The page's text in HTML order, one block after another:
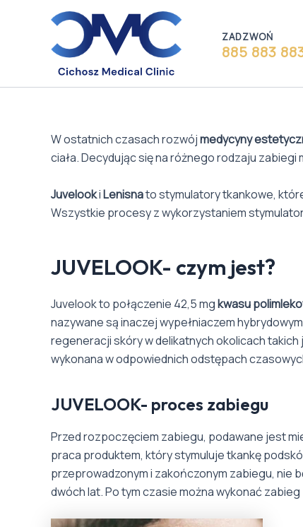
ZADZWOŃ
885 883
W ostatnich czasach rozwójmedycyny
ciała. Decydując się na różnego rodzaju
JuvelookiLenisnato stymulatory tkankowe,
Wszystkie procesy z wykorzystaniem
JUVELOOK- czym jest?
Juvelook to połączenie 42,5 mgkwasu
nazywane są inaczej wypełniaczem
regeneracji skóry w delikatnych okolicach
wykonana w odpowiednich odstępach
JUVELOOK- proces zabiegu
Przed rozpoczęciem zabiegu, podawane jest
praca produktem, który stymuluje tkankę
przeprowadzonym i zakończonym zabiegu, nie
dwóch lat. Po tym czasie można wykonać